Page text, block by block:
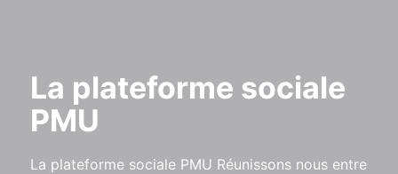
La plateforme sociale
PMU
La plateforme sociale PMU Réunissons nous entre